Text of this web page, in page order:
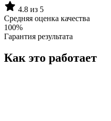
4.8 из 5
Средняя оценка качества
100%
Гарантия результата
Как это работает